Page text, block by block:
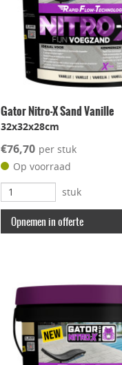
Gator Nitro-X Sand Vanille
32x32x28cm
€76,70 per stuk
Op voorraad
stuk
Opnemen in offerte